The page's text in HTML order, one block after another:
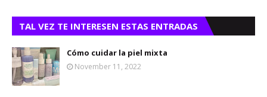
TAL VEZ TE INTERESEN ESTAS ENTRADAS
Cómo cuidar la piel mixta
November 11, 2022